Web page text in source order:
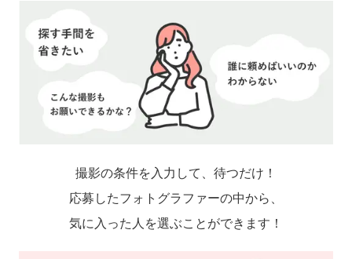
撮影の条件を入力して、待つだけ！
応募したフォトグラファーの中から、
気に入った人を選ぶことができます！